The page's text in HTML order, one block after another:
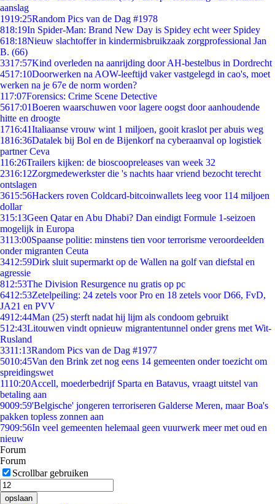
aanslag
1919:25Random Pics van de Dag #1978
818:19In Spider-Man: Brand New Day is Spidey echt weer Spidey
618:18Nieuw slachtoffer in kindermisbruikzaak zorgprofessional Jan
B. (66)
3317:57Kind overleden na aanrijding door AH-bestelbus in Dordrecht
4517:10Doorwerken na AOW-leeftijd vaker vastgelegd in cao's, moet
werken na je 67e de norm worden?
117:07Forensics: Crime Scene Detective
5617:01Boeren waarschuwen voor lagere oogst door aanhoudende
hitte en droogte
1716:41Italiaanse vrouw wint 1 miljoen, gooit kraslot per abuis weg
1816:36Datalek bij Bol en de Bijenkorf na cyberaanval op logistiek
partner Ceva
116:26Trailers kijken: de bioscoopreleases van week 32
2316:12Zorgmedewerkster die 's nachts haar vriend bezocht terecht
ontslagen
3615:56Hackers roven Coldcard-bitcoinwallets leeg voor 114 miljoen
dollar
315:13Geen Qatar en Abu Dhabi? Dan eindigt Formule 1-seizoen
mogelijk in Europa
3113:00Spaanse politie: minstens tien voor terrorisme veroordeelden
onder migranten Ceuta
3412:59Dirk sluit supermarkt op de Wallen na golf van diefstal en
agressie
812:53The Division Resurgence nu gratis op pc
6412:53Zetelpeiling: 24 zetels voor Pro en 18 zetels voor D66, FvD,
JA21 en PVV
4912:44Man (25) sterft nadat hij lijm als condoom gebruikt
512:43Litouwen vindt opnieuw migrantentunnel onder grens met Wit-
Rusland
3311:13Random Pics van de Dag #1977
5010:45Van den Brink zet nog eens 14 gemeenten onder toezicht om
spreidingswet
1110:20Accell, moederbedrijf Sparta en Batavus, vraagt uitstel van
betaling aan
9009:59'Belgische' jongeren terroriseren Galderse Meren, maar Boa's
pakken topless zonnen aan
7909:56In veel gemeenten helemaal geen vuurwerk meer met oud en
nieuw
Forum
Forum
Scrollbar gebruiken
opslaan